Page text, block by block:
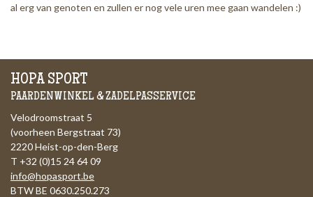
al erg van genoten en zullen er nog vele uren mee gaan wandelen :)
HOPA SPORT
PAARDENWINKEL & ZADELPASSERVICE
Velodroomstraat 5
(voorheen Bergstraat 73)
2220 Heist-op-den-Berg
T +32 (0)15 24 64 09
info@hopasport.be
BTW BE 0630.250.273